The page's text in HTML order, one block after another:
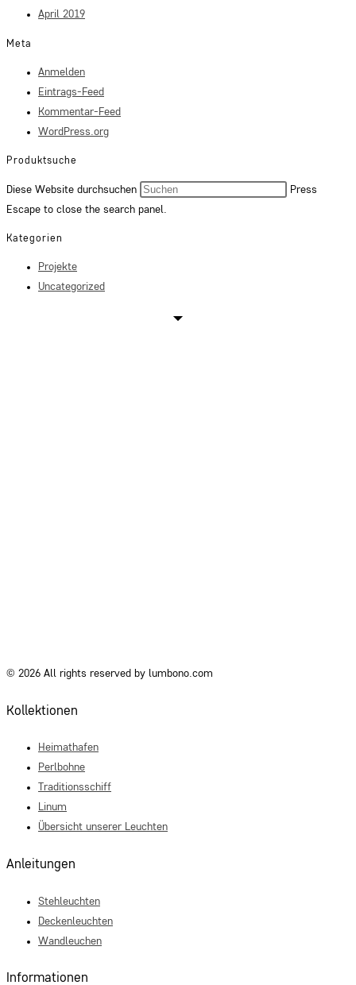
April 2019
Meta
Anmelden
Eintrags-Feed
Kommentar-Feed
WordPress.org
Produktsuche
Diese Website durchsuchen
Press
Escape to close the search panel.
Kategorien
Projekte
Uncategorized
© 2026 All rights reserved by lumbono.com
Kollektionen
Heimathafen
Perlbohne
Traditionsschiff
Linum
Übersicht unserer Leuchten
Anleitungen
Stehleuchten
Deckenleuchten
Wandleuchen
Informationen